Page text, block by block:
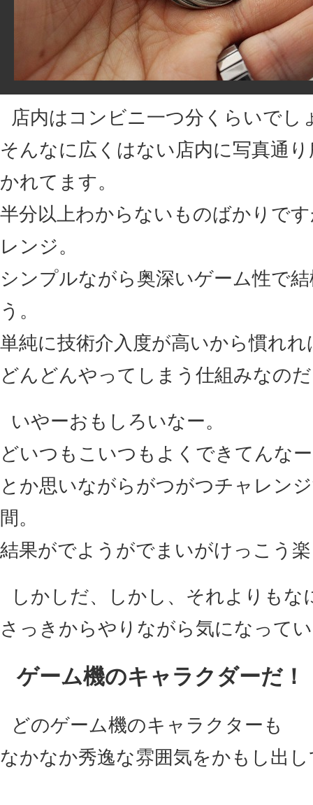
店内はコンビニ一つ分くらいでし
そんなに広くはない店内に写真通
かれてます。
半分以上わからないものばかりで
レンジ。
シンプルながら奥深いゲーム性で
う。
単純に技術介入度が高いから慣れ
どんどんやってしまう仕組みなの
いやーおもしろいなー。
どいつもこいつもよくできてんな
とか思いながらがつがつチャレン
間。
結果がでようがでまいがけっこう
しかしだ、しかし、それよりもな
さっきからやりながら気になって
ゲーム機のキャラクダーだ！
どのゲーム機のキャラクターも
なかなか秀逸な雰囲気をかもし出